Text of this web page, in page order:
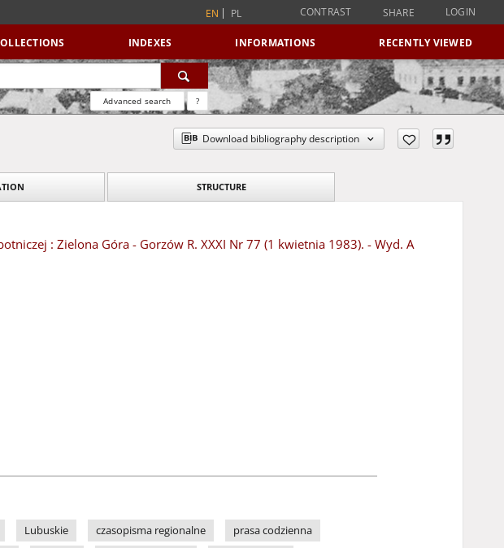
EN PL CONTRAST SHARE LOGIN
INDEXES INFORMATIONS RECENTLY VIEWED
Advanced search ?
Download bibliography description
STRUCTURE
: Zielona Góra - Gorzów R. XXXI Nr 77 (1 kwietnia 1983). - Wyd. A
Lubuskie czasopisma regionalne
prasa codzienna